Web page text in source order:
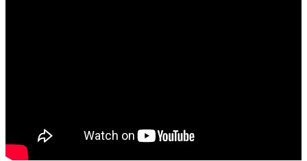
一直生滅不斷的現象；同時也要透過觀察種種法之間的關
係，來探究諸法生滅的因緣，因此能夠發現「此有故彼